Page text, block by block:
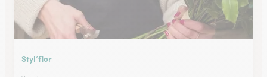
Styl’flor